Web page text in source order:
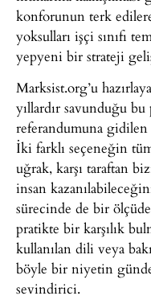
konforunun terk
yoksulları işçi sınıfı
yepyeni bir strateji
Marksist.org’u
yıllardır savunduğu
referandumuna gidilen
İki farklı seçeneğin
uğrak, karşı taraftan
insan
sürecinde de bir
pratikte bir karşılık
kullanılan dili veya
böyle bir niyetin
sevindirici.